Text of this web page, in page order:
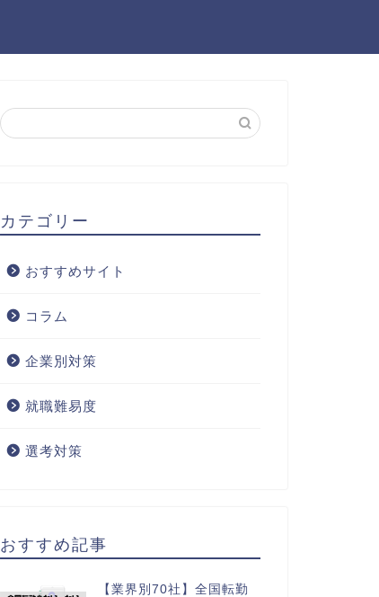
カテゴリー
おすすめサイト
コラム
企業別対策
就職難易度
選考対策
おすすめ記事
【業界別70社】全国転勤